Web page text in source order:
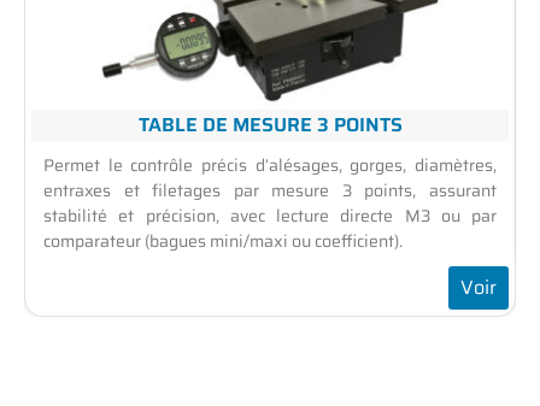
TABLE DE MESURE 3 POINTS
Permet le contrôle précis d’alésages, gorges, diamètres,
entraxes et filetages par mesure 3 points, assurant
stabilité et précision, avec lecture directe M3 ou par
comparateur (bagues mini/maxi ou coefficient).
Voir